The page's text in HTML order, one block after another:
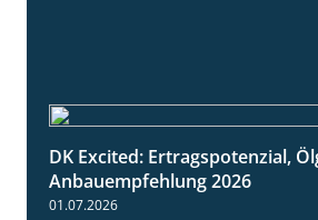
DK Excited: Ertragspotenzial,
Anbauempfehlung 2026
01.07.2026